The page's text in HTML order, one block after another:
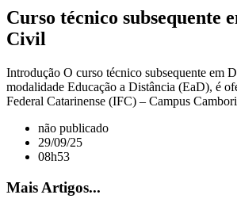
Curso técnico subsequente
Civil
Introdução O curso técnico subsequente em
modalidade Educação a Distância (EaD), é
Federal Catarinense (IFC) – Campus
não publicado
29/09/25
08h53
Mais Artigos...